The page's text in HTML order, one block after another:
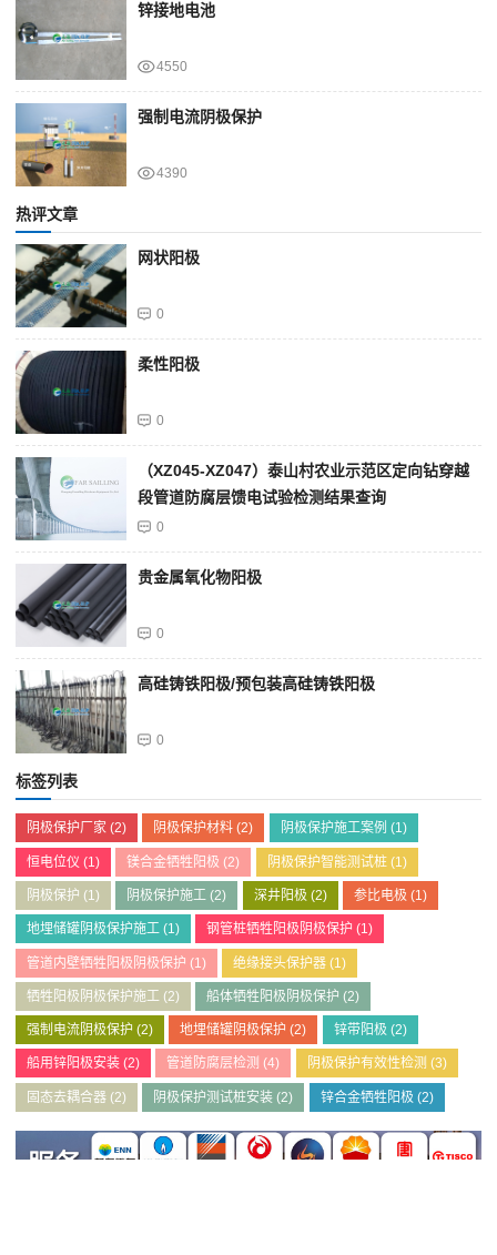
锌接地电池
4550
强制电流阴极保护
4390
热评文章
网状阳极
0
柔性阳极
0
（XZ045-XZ047）泰山村农业示范区定向钻穿越
段管道防腐层馈电试验检测结果查询
0
贵金属氧化物阳极
0
高硅铸铁阳极/预包装高硅铸铁阳极
0
标签列表
阴极保护厂家 (2) 阴极保护材料 (2) 阴极保护施工案例 (1)
恒电位仪 (1) 镁合金牺牲阳极 (2) 阴极保护智能测试桩(1)
阴极保护 (1) 阴极保护施工 (2) 深井阳极 (2) 参比电极 (1)
地埋储罐阴极保护施工 (1) 钢管桩牺牲阳极阴极保护 (1)
管道内壁牺牲阳极阴极保护 (1) 绝缘接头保护器 (1)
牺牲阳极阴极保护施工 (2) 船体牺牲阳极阴极保护 (2)
强制电流阴极保护 (2) 地埋储罐阴极保护 (2) 锌带阳极 (2)
船用锌阳极安装 (2) 管道防腐层检测 (4) 阴极保护有效性检测 (3)
固态去耦合器 (2) 阴极保护测试桩安装 (2) 锌合金牺牲阳极 (2)